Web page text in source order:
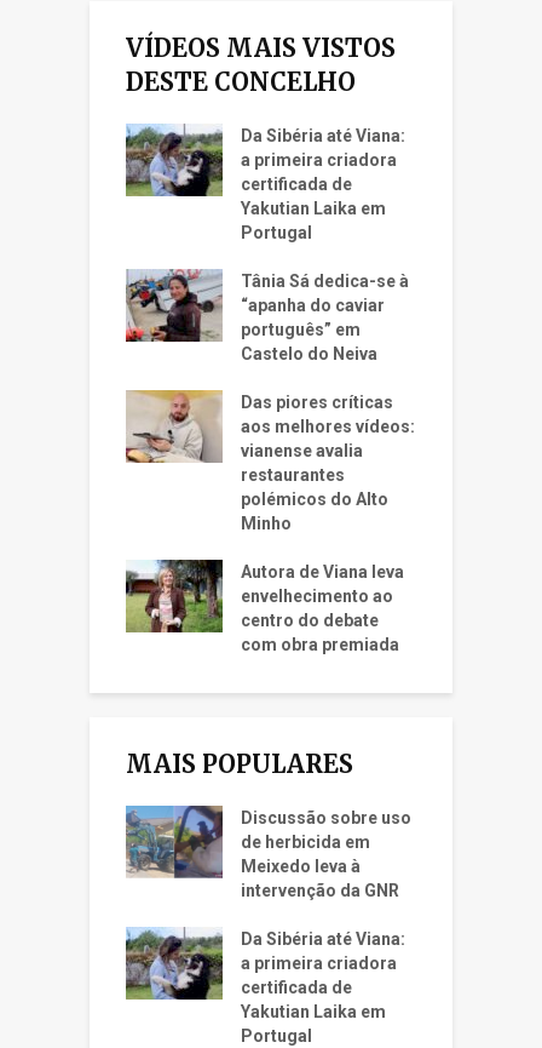
VÍDEOS MAIS VISTOS
DESTE CONCELHO
Da Sibéria até Viana:
a primeira criadora
certificada de
Yakutian Laika em
Portugal
Tânia Sá dedica-se à
“apanha do caviar
português” em
Castelo do Neiva
Das piores críticas
aos melhores vídeos:
vianense avalia
restaurantes
polémicos do Alto
Minho
Autora de Viana leva
envelhecimento ao
centro do debate
com obra premiada
MAIS POPULARES
Discussão sobre uso
de herbicida em
Meixedo leva à
intervenção da GNR
Da Sibéria até Viana:
a primeira criadora
certificada de
Yakutian Laika em
Portugal